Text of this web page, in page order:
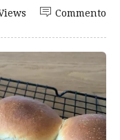
Commento